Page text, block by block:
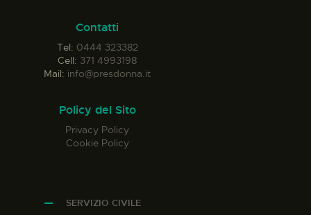
Contatti
Tel: 0444 323382
Cell: 371 4993198
Mail: info@presdonna.it
Policy del Sito
Privacy Policy
Cookie Policy
SERVIZIO CIVILE